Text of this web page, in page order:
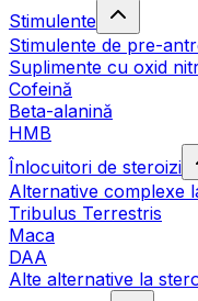
Stimulente
Stimulente de pre-
Suplimente cu oxid
Cofeină
Beta-alanină
HMB
Înlocuitori de steroizi
Alternative complexe
Tribulus Terrestris
Maca
DAA
Alte alternative la